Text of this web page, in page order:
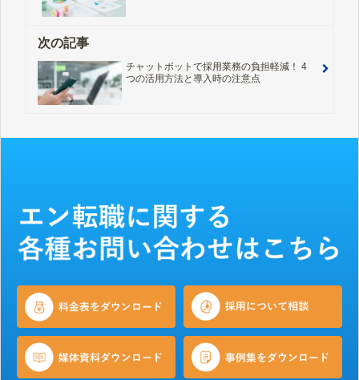
次の記事
チャットボットで採用業務の負担軽減！ 4
つの活用方法と導入時の注意点